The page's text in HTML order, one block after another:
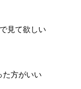
見て欲しい
た方がいい